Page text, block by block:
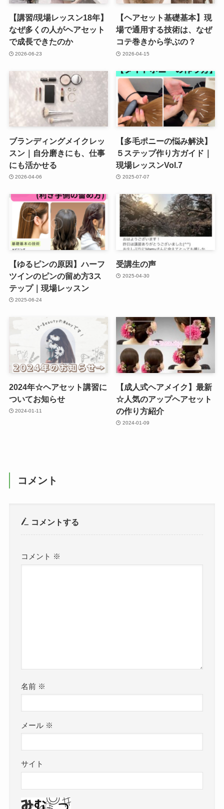
【講習/現場レッスン18年】
なぜ多くの人がヘアセット
で成長できたのか
2026-06-23
【ヘアセット基礎基本】現
場で通用する技術は、なぜ
コテ巻きから学ぶの？
2026-04-15
ブランディングメイクレッ
スン｜自分磨きにも、仕事
にも活かせる
2026-04-06
【多毛ポニーの悩み解決】
５ステップ作り方ガイド｜
現場レッスンVol.7
2025-07-07
【ゆるピンの原因】ハーフ
ツインのピンの留め方3ス
テップ｜現場レッスン
2025-06-24
受講生の声
2025-04-30
2024年☆ヘアセット講習に
ついてお知らせ
2024-01-11
【成人式ヘアメイク】最新
☆人気のアップヘアセット
の作り方紹介
2024-01-09
コメント
コメントする
コメント ※
名前 ※
メール ※
サイト